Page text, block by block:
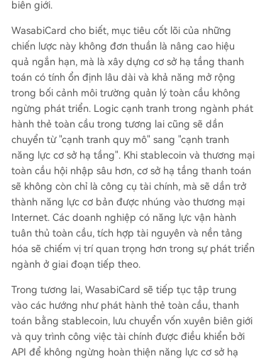
biên giới.
WasabiCard cho biết, mục tiêu cốt lõi của những
chiến lược này không đơn thuần là nâng cao hiệu
quả ngắn hạn, mà là xây dựng cơ sở hạ tầng thanh
toán có tính ổn định lâu dài và khả năng mở rộng
trong bối cảnh môi trường quản lý toàn cầu không
ngừng phát triển. Logic cạnh tranh trong ngành phát
hành thẻ toàn cầu trong tương lai cũng sẽ dần
chuyển từ "cạnh tranh quy mô" sang "cạnh tranh
năng lực cơ sở hạ tầng". Khi stablecoin và thương mại
toàn cầu hội nhập sâu hơn, cơ sở hạ tầng thanh toán
sẽ không còn chỉ là công cụ tài chính, mà sẽ dần trở
thành năng lực cơ bản được nhúng vào thương mại
Internet. Các doanh nghiệp có năng lực vận hành
tuân thủ toàn cầu, tích hợp tài nguyên và nền tảng
hóa sẽ chiếm vị trí quan trọng hơn trong sự phát triển
ngành ở giai đoạn tiếp theo.
Trong tương lai, WasabiCard sẽ tiếp tục tập trung
vào các hướng như phát hành thẻ toàn cầu, thanh
toán bằng stablecoin, lưu chuyển vốn xuyên biên giới
và quy trình công việc tài chính được điều khiển bởi
API để không ngừng hoàn thiện năng lực cơ sở hạ